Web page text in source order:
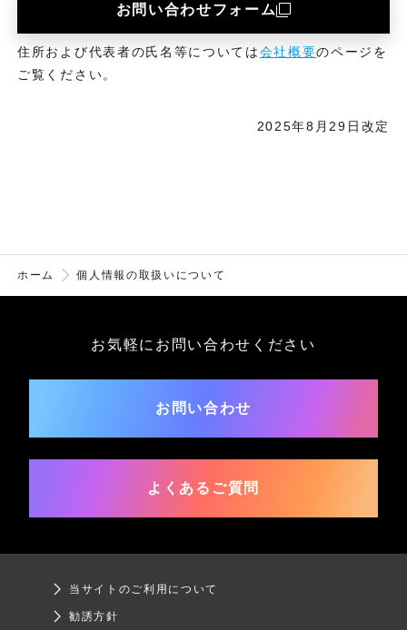
お問い合わせフォーム
住所および代表者の氏名等については会社概要のページを
ご覧ください。
2025年8月29日改定
ホーム 個人情報の取扱いについて
お気軽にお問い合わせください
お問い合わせ
よくあるご質問
当サイトのご利用について
勧誘方針